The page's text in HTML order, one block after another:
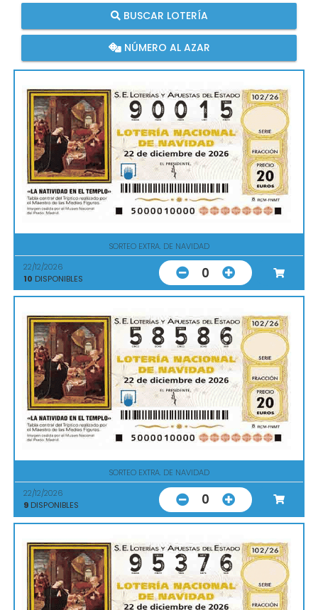
BUSCAR LOTERÍA
NÚMERO AL AZAR
SORTEO EXTRA. DE NAVIDAD
22/12/2026
10 DISPONIBLES 0
SORTEO EXTRA. DE NAVIDAD
22/12/2026
9 DISPONIBLES 0